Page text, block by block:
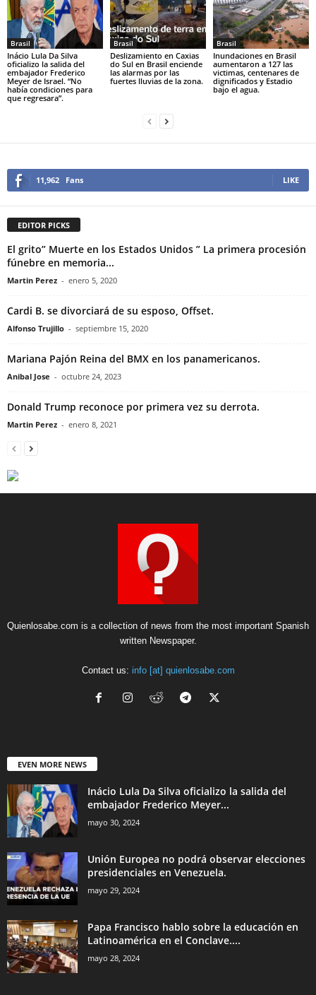
Brasil
Inácio Lula Da Silva
oficializo la salida del
embajador Frederico
Meyer de Israel. “No
había condiciones para
que regresara”.
Brasil
Deslizamiento en Caxias
do Sul en Brasil enciende
las alarmas por las
fuertes lluvias de la zona.
Brasil
Inundaciones en Brasil
aumentaron a 127 las
victimas, centenares de
dignificados y Estadio
bajo el agua.
11,962 Fans LIKE
EDITOR PICKS
El grito” Muerte en los Estados Unidos ” La primera procesión
fúnebre en memoria...
Martin Perez - enero 5, 2020
Cardi B. se divorciará de su esposo, Offset.
Alfonso Trujillo - septiembre 15, 2020
Mariana Pajón Reina del BMX en los panamericanos.
Anibal Jose - octubre 24, 2023
Donald Trump reconoce por primera vez su derrota.
Martin Perez - enero 8, 2021
Quienlosabe.com is a collection of news from the most important Spanish
written Newspaper.
Contact us: info [at] quienlosabe.com
EVEN MORE NEWS
Inácio Lula Da Silva oficializo la salida del
embajador Frederico Meyer...
mayo 30, 2024
Unión Europea no podrá observar elecciones
presidenciales en Venezuela.
mayo 29, 2024
Papa Francisco hablo sobre la educación en
Latinoamérica en el Conclave....
mayo 28, 2024